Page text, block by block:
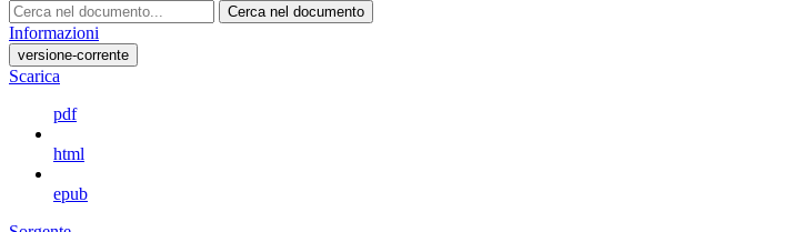
Cerca nel documento
Informazioni
versione-corrente
Scarica
pdf
html
epub